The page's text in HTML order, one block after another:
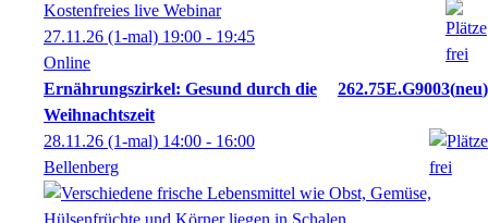
Kostenfreies live Webinar
27.11.26 (1-mal) 19:00 - 19:45
Online
Ernährungszirkel: Gesund durch die
Weihnachtszeit
262.75E.G9003 neu
28.11.26 (1-mal) 14:00 - 16:00
Bellenberg